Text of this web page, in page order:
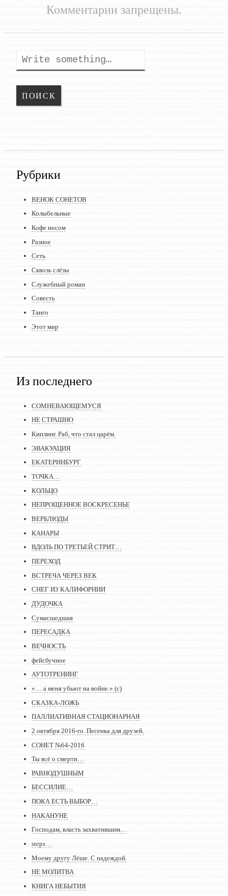
Комментарии запрещены.
Поиск
Рубрики
ВЕНОК СОНЕТОВ
Колыбельные
Кофе носом
Разное
Сеть
Сквозь слёзы
Служебный роман
Совесть
Танго
Этот мир
Из последнего
СОМНЕВАЮЩЕМУСЯ
НЕ СТРАШНО
Киплинг. Раб, что стал царём.
ЭВАКУАЦИЯ
ЕКАТЕРИНБУРГ
ТОЧКА…
КОЛЬЦО
НЕПРОЩЕННОЕ ВОСКРЕСЕНЬЕ
ВЕРБЛЮДЫ
КАНАРЫ
ВДОЛЬ ПО ТРЕТЬЕЙ СТРИТ…
ПЕРЕХОД
ВСТРЕЧА ЧЕРЕЗ ВЕК
СНЕГ ИЗ КАЛИФОРНИИ
ДУДОЧКА
Сумасшедшая
ПЕРЕСАДКА
ВЕЧНОСТЬ
фейсбучное
АУТОТРЕНИНГ
«… а меня убьют на войне.» (с)
СКАЗКА-ЛОЖЬ
ПАЛЛИАТИВНАЯ СТАЦИОНАРНАЯ
2 октября 2016-го. Песенка для друзей.
СОНЕТ №64-2016
Ты всё о смерти…
РАВНОДУШНЫМ
БЕССИЛИЕ…
ПОКА ЕСТЬ ВЫБОР…
НАКАНУНЕ
Господам, власть захватившим…
steps…
Моему другу Лёше. С надеждой.
НЕ МОЛИТВА
КНИГА НЕБЫТИЯ